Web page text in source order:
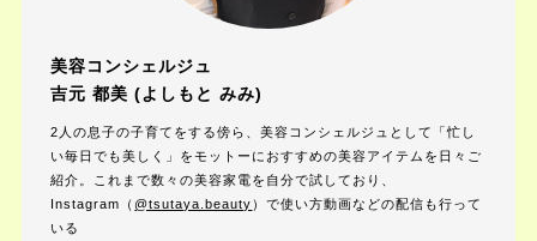
美容コンシェルジュ
吉元 都美 (よしもと みみ)
2人の息子の子育てをする傍ら、美容コンシェルジュとして「忙し
い毎日でも美しく」をモットーにおすすめの美容アイテムを日々ご
紹介。これまで数々の美容家電を自分で試しており、
Instagram（@tsutaya.beauty ）で使い方動画などの配信も行って
いる